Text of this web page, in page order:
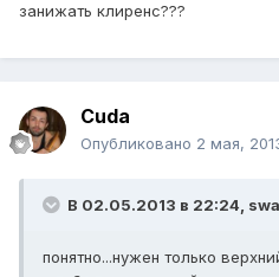
занижать клиренс???
Cuda
Опубликовано 2 мая,
В 02.05.2013 в 22:24,
понятно...нужен только